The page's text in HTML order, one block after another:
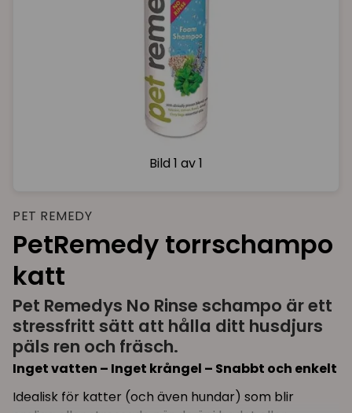
Bild 1 av 1
PET REMEDY
PetRemedy torrschampo
katt
Pet Remedys No Rinse schampo är ett
stressfritt sätt att hålla ditt husdjurs
päls ren och fräsch.
Inget vatten – Inget krångel – Snabbt och enkelt
Idealisk för katter (och även hundar) som blir